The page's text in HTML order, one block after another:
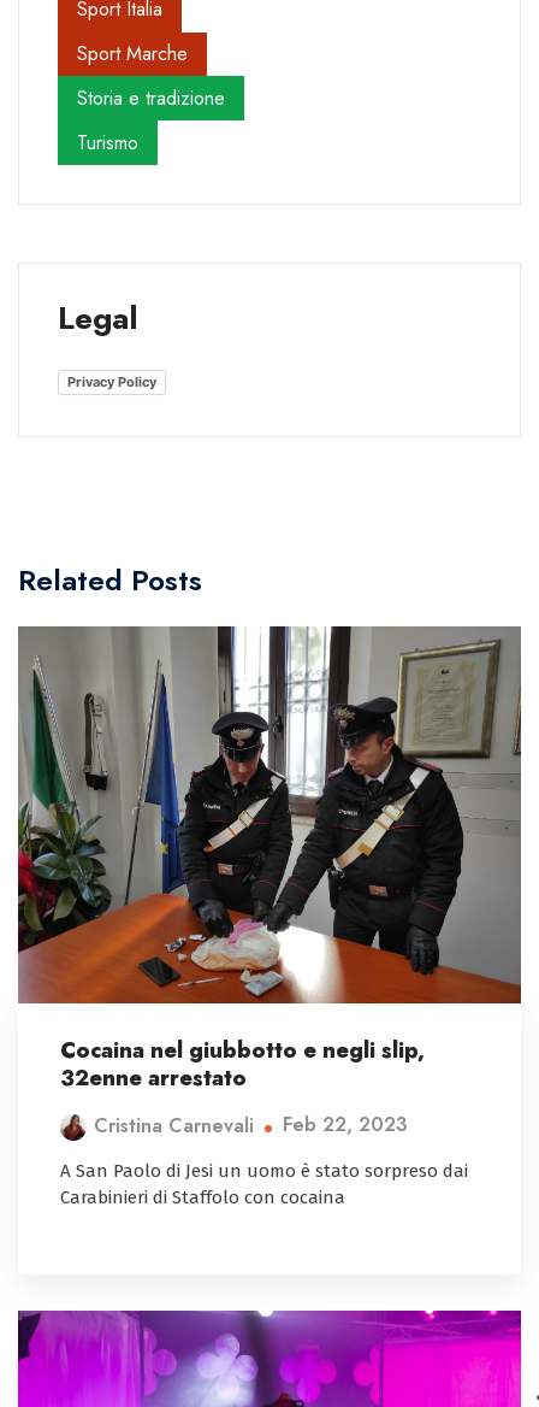
Sport Italia
Sport Marche
Storia e tradizione
Turismo
Legal
Privacy Policy
Related Posts
Cocaina nel giubbotto e negli slip,
32enne arrestato
Cristina Carnevali Feb 22, 2023
A San Paolo di Jesi un uomo è stato sorpreso dai
Carabinieri di Staffolo con cocaina